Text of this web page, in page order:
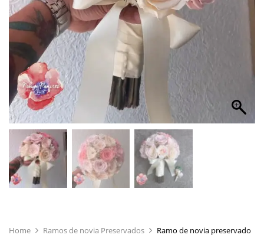
Home Ramos de novia Preservados
Ramo de novia preservado